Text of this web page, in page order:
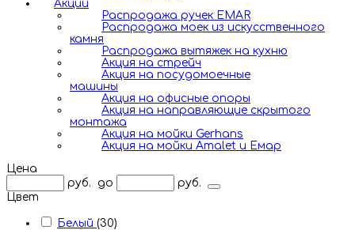
Акции
Распродажа ручек EMAR
Распродажа моек из искусственного
камня
Распродажа вытяжек на кухню
Акция на стрейч
Акция на посудомоечные
машины
Акция на офисные опоры
Акция на направляющие скрытого
монтажа
Акция на мойки Gerhans
Акция на мойки Amalet и Емар
Цена
руб.
до
руб.
Цвет
Белый (30)